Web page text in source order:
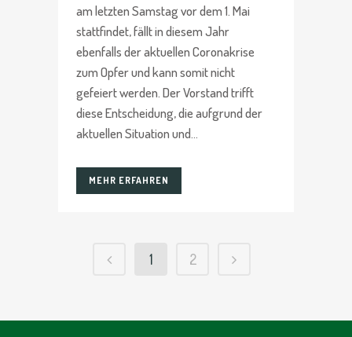
am letzten Samstag vor dem 1. Mai
stattfindet, fällt in diesem Jahr
ebenfalls der aktuellen Coronakrise
zum Opfer und kann somit nicht
gefeiert werden. Der Vorstand trifft
diese Entscheidung, die aufgrund der
aktuellen Situation und...
MEHR ERFAHREN
1 2